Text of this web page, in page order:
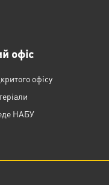
офіс
офісу
НАБУ